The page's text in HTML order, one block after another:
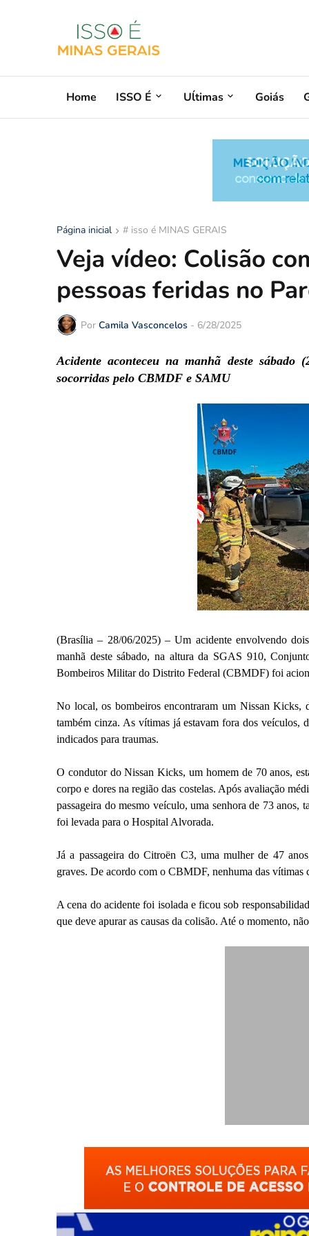
Home ISSO É Uĺtimas Goiás
Página inicial # isso é MINAS GERAIS
Veja vídeo: Colisão
pessoas feridas no
Por Camila Vasconcelos - 6/28/2025
Acidente aconteceu na manhã deste
socorridas pelo CBMDF e SAMU
(Brasília – 28/06/2025) – Um acidente envolvendo
manhã deste sábado, na altura da SGAS 910,
Bombeiros Militar do Distrito Federal (CBMDF) foi
No local, os bombeiros encontraram um Nissan
também cinza. As vítimas já estavam fora dos veículos,
indicados para traumas.
O condutor do Nissan Kicks, um homem de 70 anos,
corpo e dores na região das costelas. Após avaliação
passageira do mesmo veículo, uma senhora de 73 anos,
foi levada para o Hospital Alvorada.
Já a passageira do Citroën C3, uma mulher de 47
graves. De acordo com o CBMDF, nenhuma das vítimas
A cena do acidente foi isolada e ficou sob
que deve apurar as causas da colisão. Até o momento,